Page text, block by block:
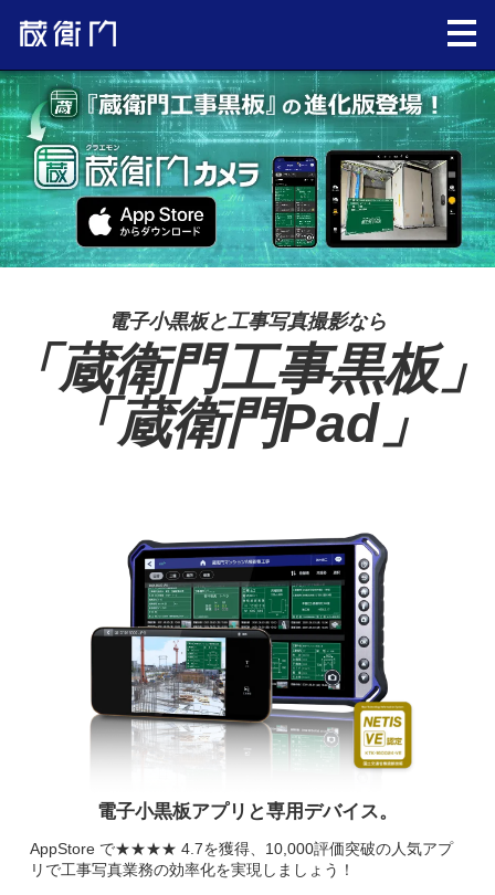
電子小黒板と工事写真撮影なら
「蔵衛門工事黒板」
「蔵衛門Pad」
電子小黒板アプリと専用デバイス。
AppStore で★★★★ 4.7を獲得、10,000評価突破の人気アプ
リで工事写真業務の効率化を実現しましょう！